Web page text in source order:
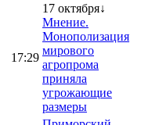
17:29
17 октября↓
Мнение.
Монополизация
мирового
агропрома
приняла
угрожающие
размеры